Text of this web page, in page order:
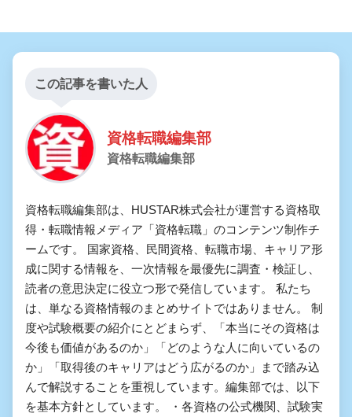
この記事を書いた人
資格転職編集部
資格転職編集部
資格転職編集部は、HUSTAR株式会社が運営する資格取
得・転職情報メディア「資格転職」のコンテンツ制作チ
ームです。 国家資格、民間資格、転職市場、キャリア形
成に関する情報を、一次情報を最優先に調査・検証し、
読者の意思決定に役立つ形で発信しています。 私たち
は、単なる資格情報のまとめサイトではありません。 制
度や試験概要の紹介にとどまらず、「本当にその資格は
今後も価値があるのか」「どのような人に向いているの
か」「取得後のキャリアはどう広がるのか」まで踏み込
んで解説することを重視しています。編集部では、以下
を基本方針としています。 ・各資格の公式機関、試験実